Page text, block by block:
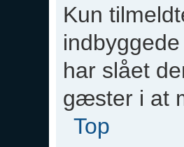
Kun
har slået
gæster i at
Top